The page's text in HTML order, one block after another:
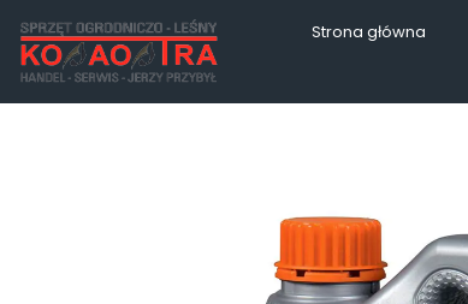
Strona główna